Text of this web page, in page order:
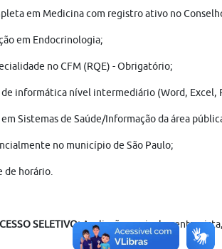
em Medicina com registro ativo no
em Endocrinologia;
no CFM (RQE) - Obrigatório;
informática nível intermediário (Word,
Sistemas de Saúde/Informação da área
no município de São Paulo;
de horário.
SELETIVO:Avaliação curricular,